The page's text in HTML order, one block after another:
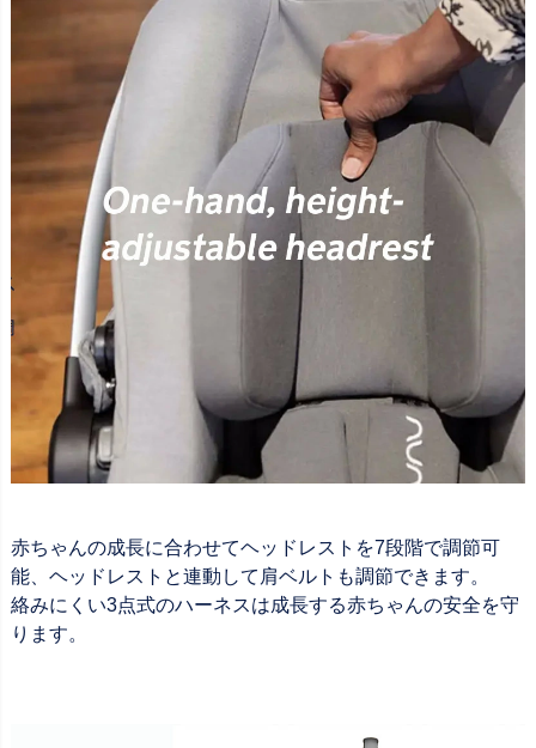
赤ちゃんの成長に合わせてヘッドレストを7段階で調節可
能、ヘッドレストと連動して肩ベルトも調節できます。
絡みにくい3点式のハーネスは成長する赤ちゃんの安全を守
ります。